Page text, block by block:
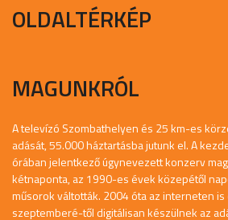
OLDALTÉRKÉP
MAGUNKRÓL
A televízó Szombathelyen és 25 km-es
adását, 55.000 háztartásba jutunk el. A
órában jelentkező úgynevezett konzerv
kétnaponta, az 1990-es évek közepétől
műsorok váltották. 2004 óta az interneten
szeptemberé-től digitálisan készülnek az